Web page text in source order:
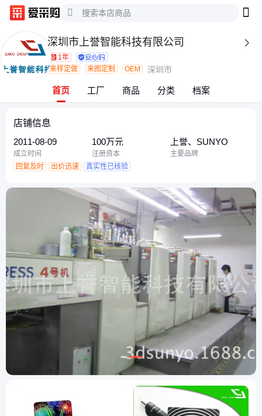
深圳市上誉智能科技有限公司 
1年
来样定做
来图定制 OEM 深圳市
首页 工厂 商品 分类 档案
店铺信息
2011-08-09
成立时间
100万元
注册资本
上誉、SUNYO
主要品牌
回复及时
出价迅速 真实性已核验